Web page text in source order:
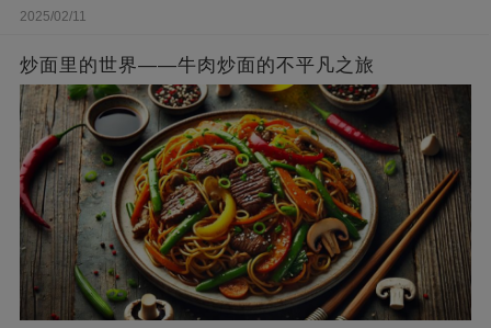
2025/02/11
炒面里的世界——牛肉炒面的不平凡之旅